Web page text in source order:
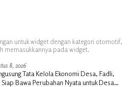
untuk widget dengan kategori otomotif,
memasukkannya pada widget.
8, 2026
Tata Kelola Ekonomi Desa, Fadli,
Siap Bawa Perubahan Nyata untuk Desa